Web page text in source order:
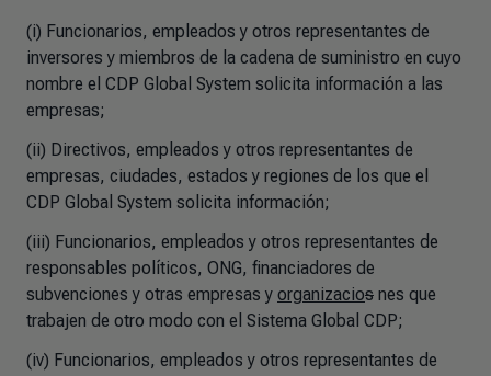
(i) Funcionarios, empleados y otros representantes de
inversores y miembros de la cadena de suministro en cuyo
nombre el CDP Global System solicita información a las
empresas;
(ii) Directivos, empleados y otros representantes de
empresas, ciudades, estados y regiones de los que el
CDP Global System solicita información;
(iii) Funcionarios, empleados y otros representantes de
responsables políticos, ONG, financiadores de
subvenciones y otras empresas y organizacios nes que
trabajen de otro modo con el Sistema Global CDP;
(iv) Funcionarios, empleados y otros representantes de